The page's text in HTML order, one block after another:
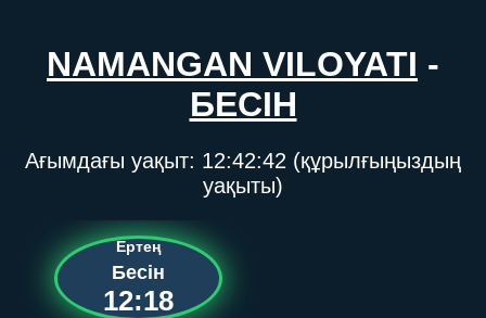
NAMANGAN VILOYATI -
БЕСІН
Ағымдағы уақыт: 12:42:42 (құрылғыңыздың
уақыты)
Ертең
Бесін
12:18